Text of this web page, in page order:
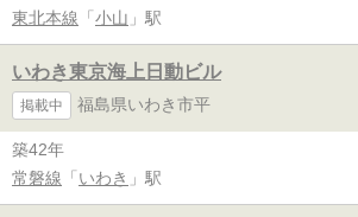
東北本線 「 小山 」駅
いわき東京海上日動ビル
掲載中 福島県いわき市平
築42年
常磐線 「 いわき 」駅